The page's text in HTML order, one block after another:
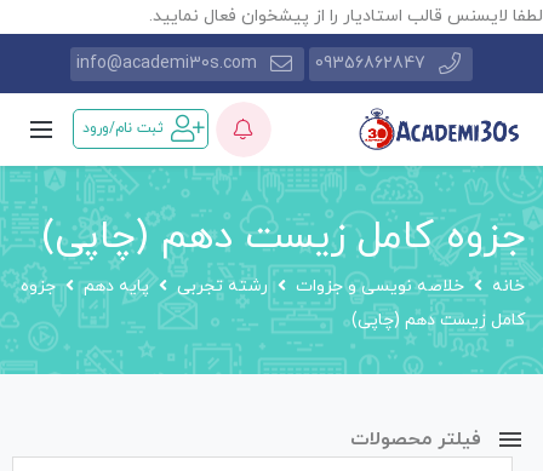
لطفا لایسنس قالب استادیار را از پیشخوان فعال نمایید.
09356862847
info@academi30s.com
ثبت نام/ورود
جزوه کامل زیست دهم (چاپی)
خانه خلاصه نویسی و جزوات رشته تجربی پایه دهم
جزوه
کامل زیست دهم (چاپی)
فیلتر محصولات